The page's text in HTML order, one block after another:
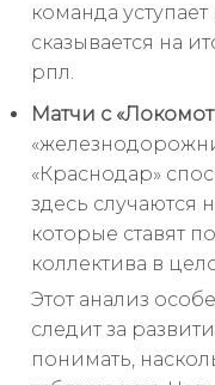
команда
сказывается на
рпл.
Матчи с
«Краснодар»
здесь
которые ставят
коллектива в
Этот анализ
следит за
понимать,